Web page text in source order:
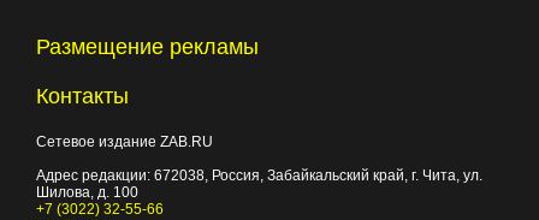
Размещение рекламы
Контакты
Сетевое издание ZAB.RU
Адрес редакции: 672038, Россия, Забайкальский край, г. Чита, ул.
Шилова, д. 100
+7 (3022) 32-55-66